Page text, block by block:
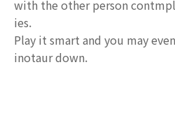
with the other person
ies.
Play it smart and you may
inotaur down.